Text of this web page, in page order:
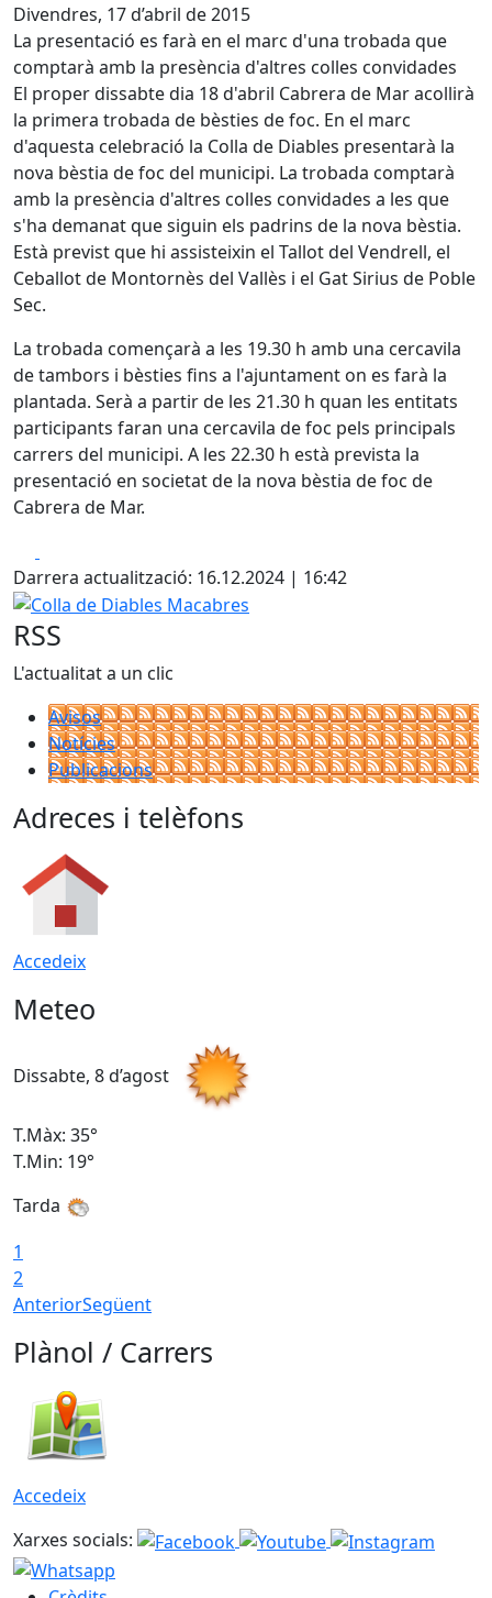
Divendres, 17 d’abril de 2015
La presentació es farà en el marc d'una trobada que
comptarà amb la presència d'altres colles convidades
El proper dissabte dia 18 d'abril Cabrera de Mar acollirà
la primera trobada de bèsties de foc. En el marc
d'aquesta celebració la Colla de Diables presentarà la
nova bèstia de foc del municipi. La trobada comptarà
amb la presència d'altres colles convidades a les que
s'ha demanat que siguin els padrins de la nova bèstia.
Està previst que hi assisteixin el Tallot del Vendrell, el
Ceballot de Montornès del Vallès i el Gat Sirius de Poble
Sec.
La trobada començarà a les 19.30 h amb una cercavila
de tambors i bèsties fins a l'ajuntament on es farà la
plantada. Serà a partir de les 21.30 h quan les entitats
participants faran una cercavila de foc pels principals
carrers del municipi. A les 22.30 h està prevista la
presentació en societat de la nova bèstia de foc de
Cabrera de Mar.
Darrera actualització: 16.12.2024 | 16:42
Colla de Diables Macabres
RSS
L'actualitat a un clic
Avisos
Notícies
Publicacions
Adreces i telèfons
Accedeix
Meteo
Dissabte, 8 d’agost
T.Màx: 35°
T.Min: 19°
Tarda
1
2
AnteriorSegüent
Plànol / Carrers
Accedeix
Xarxes socials: